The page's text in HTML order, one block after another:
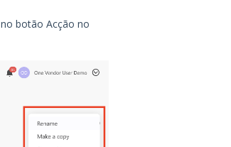
no botão Acção no